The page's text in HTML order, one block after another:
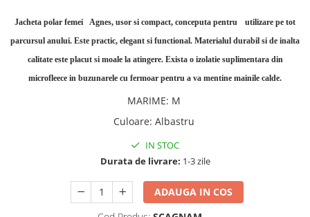
Jacheta polar femei Agnes, usor si compact, conceputa pentru
utilizare pe tot
parcursul anului. Este practic, elegant si functional. Materialul durabil si de inalta
calitate este placut si moale la atingere. Exista o izolatie suplimentara din
microfleece in buzunarele cu fermoar pentru a va mentine mainile calde.
MARIME: M
Culoare: Albastru
IN STOC
Durata de livrare: 1-3 zile
ADAUGA IN COS